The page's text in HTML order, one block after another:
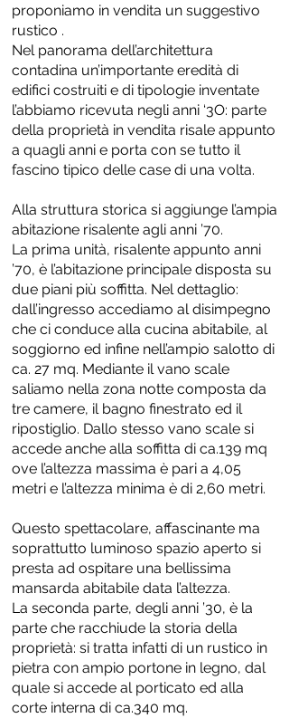
proponiamo in vendita un suggestivo
rustico .
Nel panorama dell’architettura
contadina un’importante eredità di
edifici costruiti e di tipologie inventate
l’abbiamo ricevuta negli anni ‘3O: parte
della proprietà in vendita risale appunto
a quagli anni e porta con se tutto il
fascino tipico delle case di una volta.
Alla struttura storica si aggiunge l’ampia
abitazione risalente agli anni ’70.
La prima unità, risalente appunto anni
’70, è l’abitazione principale disposta su
due piani più soffitta. Nel dettaglio:
dall’ingresso accediamo al disimpegno
che ci conduce alla cucina abitabile, al
soggiorno ed infine nell’ampio salotto di
ca. 27 mq. Mediante il vano scale
saliamo nella zona notte composta da
tre camere, il bagno finestrato ed il
ripostiglio. Dallo stesso vano scale si
accede anche alla soffitta di ca.139 mq
ove l’altezza massima è pari a 4,05
metri e l’altezza minima è di 2,60 metri.
Questo spettacolare, affascinante ma
soprattutto luminoso spazio aperto si
presta ad ospitare una bellissima
mansarda abitabile data l’altezza.
La seconda parte, degli anni ’30, è la
parte che racchiude la storia della
proprietà: si tratta infatti di un rustico in
pietra con ampio portone in legno, dal
quale si accede al porticato ed alla
corte interna di ca.340 mq.